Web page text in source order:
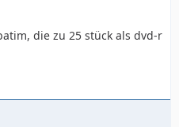
die zu 25 stück als dvd-r